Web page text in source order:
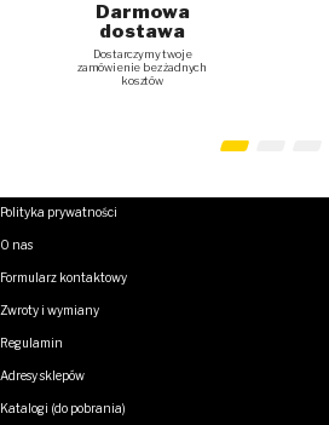
Darmowa
dostawa
Dostarczymy twoje
zamówienie bez żadnych
kosztów
Polityka prywatności
O nas
Formularz kontaktowy
Zwroty i wymiany
Regulamin
Adresy sklepów
Katalogi (do pobrania)